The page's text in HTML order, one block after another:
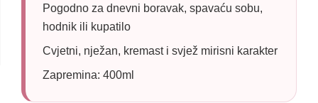
Pogodno za dnevni boravak, spavaću sobu,
hodnik ili kupatilo
Cvjetni, nježan, kremast i svjež mirisni karakter
Zapremina: 400ml